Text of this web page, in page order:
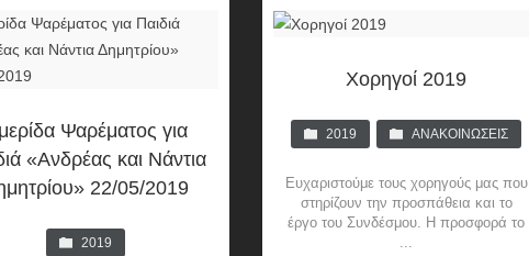
Ψαρέματος για
«Ανδρέας και Νάντια
22/05/2019
2019
Χορηγοί 2019
2019 ΑΝΑΚΟΙΝΏΣΕΙΣ
Ευχαριστούμε τους χορηγούς μας που
στηρίζουν την προσπάθεια και το
έργο του Συνδέσμου. Η προσφορά το
...